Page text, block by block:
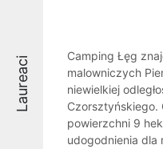
Laureaci
Camping Łęg
malowniczych
niewielkiej
Czorsztyńskiego.
powierzchni 9
udogodnienia dla